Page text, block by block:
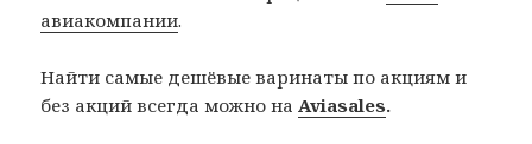
авиакомпании.
Найти самые дешёвые варинаты по акциям и
без акций всегда можно на Aviasales.